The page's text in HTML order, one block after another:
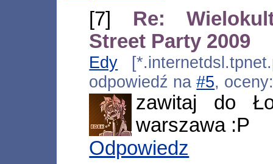
[7] Re:
Street Party 2009
Edy
odpowiedź na#5,
zawitaj do
warszawa :P
Odpowiedz